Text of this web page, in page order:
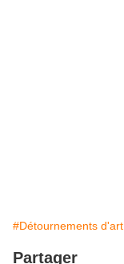
#Détournements
Partager